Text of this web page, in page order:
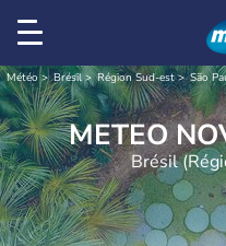
Météo Brésil Région Sud-est São
Brésil